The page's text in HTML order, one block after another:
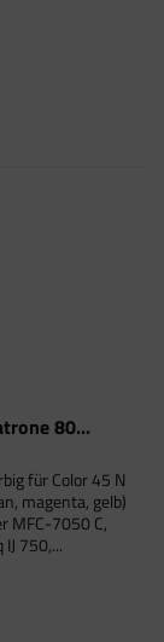
80...
für Color 45 N
magenta, gelb)
MFC-7050 C,
750,...